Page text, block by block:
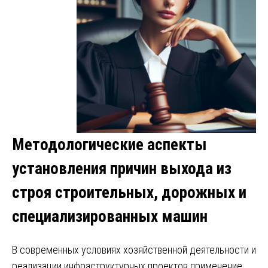
Методологические аспекты
установления причин выхода из
строя строительных, дорожных и
специализированных машин
В современных условиях хозяйственной деятельности и